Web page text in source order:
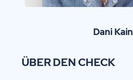
Dani Kain
ÜBER DEN CHECK